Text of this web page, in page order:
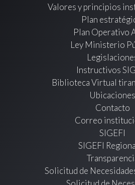
Valores y principios
Plan
Plan Operativo
Ley Ministerio
Instructivos
Biblioteca Virtual
Ubicaciones
Contacto
Correo
SIGEFI
SIGEFI
Solicitud de